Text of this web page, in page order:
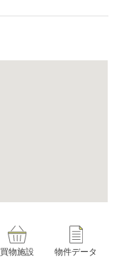
買物施設 物件データ